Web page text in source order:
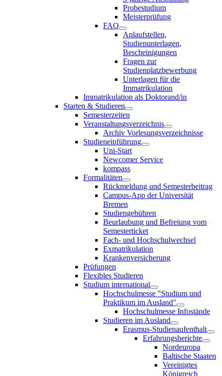
Probestudium
Meisterprüfung
FAQ
Anlaufstellen,
Studienunterlagen,
Bescheinigungen
Fragen zur
Studienplatzbewerbung
Unterlagen für die
Immatrikulation
Immatrikulation als Doktorand/in
Starten & Studieren
Semesterzeiten
Veranstaltungsverzeichnis
Archiv Vorlesungsverzeichnisse
Studieneinführung
Uni-Start
Newcomer Service
kompass
Formalitäten
Rückmeldung und Semesterbeitrag
Campus-App der Universität
Bremen
Studiengebühren
Beurlaubung und Befreiung vom
Semesterticket
Fach- und Hochschulwechsel
Exmatrikulation
Krankenversicherung
Prüfungen
Flexibles Studieren
Studium international
Hochschulmesse "Studium und
Praktikum im Ausland"
Hochschulmesse Infostände
Studieren im Ausland
Erasmus-Studienaufenthalt
Erfahrungsberichte
Nordeuropa
Baltische Staaten
Vereinigtes
Königreich